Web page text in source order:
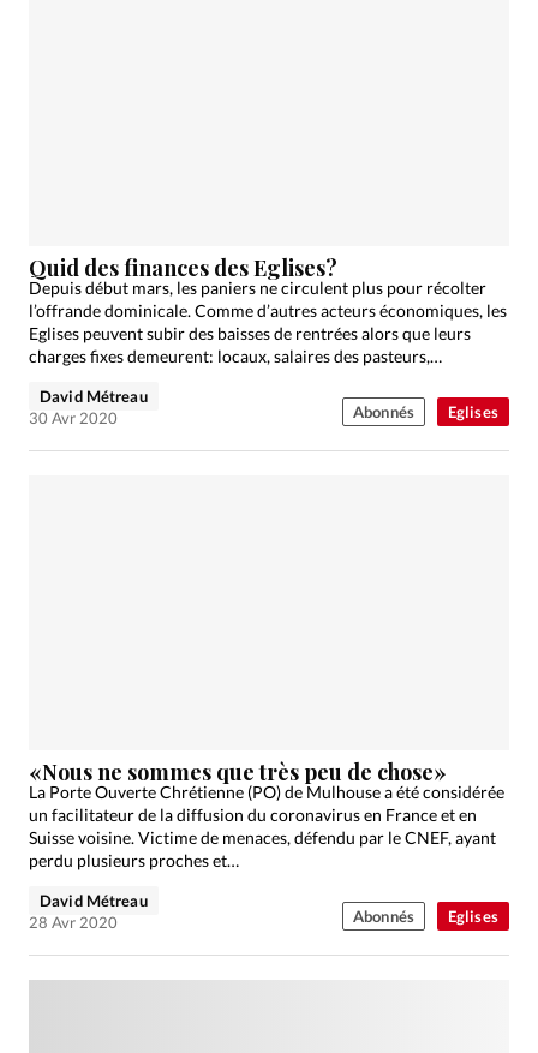
Eglises
Quid des finances des Eglises?
Depuis début mars, les paniers ne circulent plus pour récolter
l’offrande dominicale. Comme d’autres acteurs économiques, les
Eglises peuvent subir des baisses de rentrées alors que leurs
charges fixes demeurent: locaux, salaires des pasteurs,
David Métreau
30 Avr 2020
Abonnés
Eglises
«Nous ne sommes que très peu de chose»
La Porte Ouverte Chrétienne (PO) de Mulhouse a été considérée
un facilitateur de la diffusion du coronavirus en France et en
Suisse voisine. Victime de menaces, défendu par le CNEF, ayant
perdu plusieurs proches et…
David Métreau
28 Avr 2020
Abonnés